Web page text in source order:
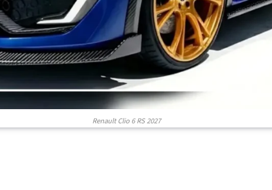
Renault Clio 6 RS 2027